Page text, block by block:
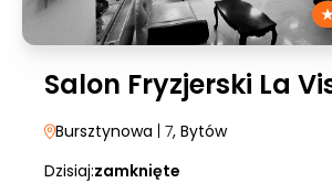
Salon Fryzjerski La
Bursztynowa | 7, Bytów
Dzisiaj:zamknięte